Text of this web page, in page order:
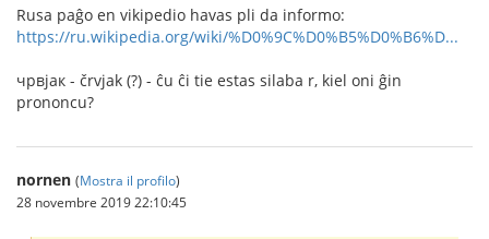
Rusa paĝo en vikipedio havas pli da informo:
https://ru.wikipedia.org/wiki/%D0%9C%D0%B5%D0%B6%D...
чрвjак - črvjak (?) - ĉu ĉi tie estas silaba r, kiel oni ĝin
prononcu?
nornen (Mostra il profilo)
28 novembre 2019 22:10:45